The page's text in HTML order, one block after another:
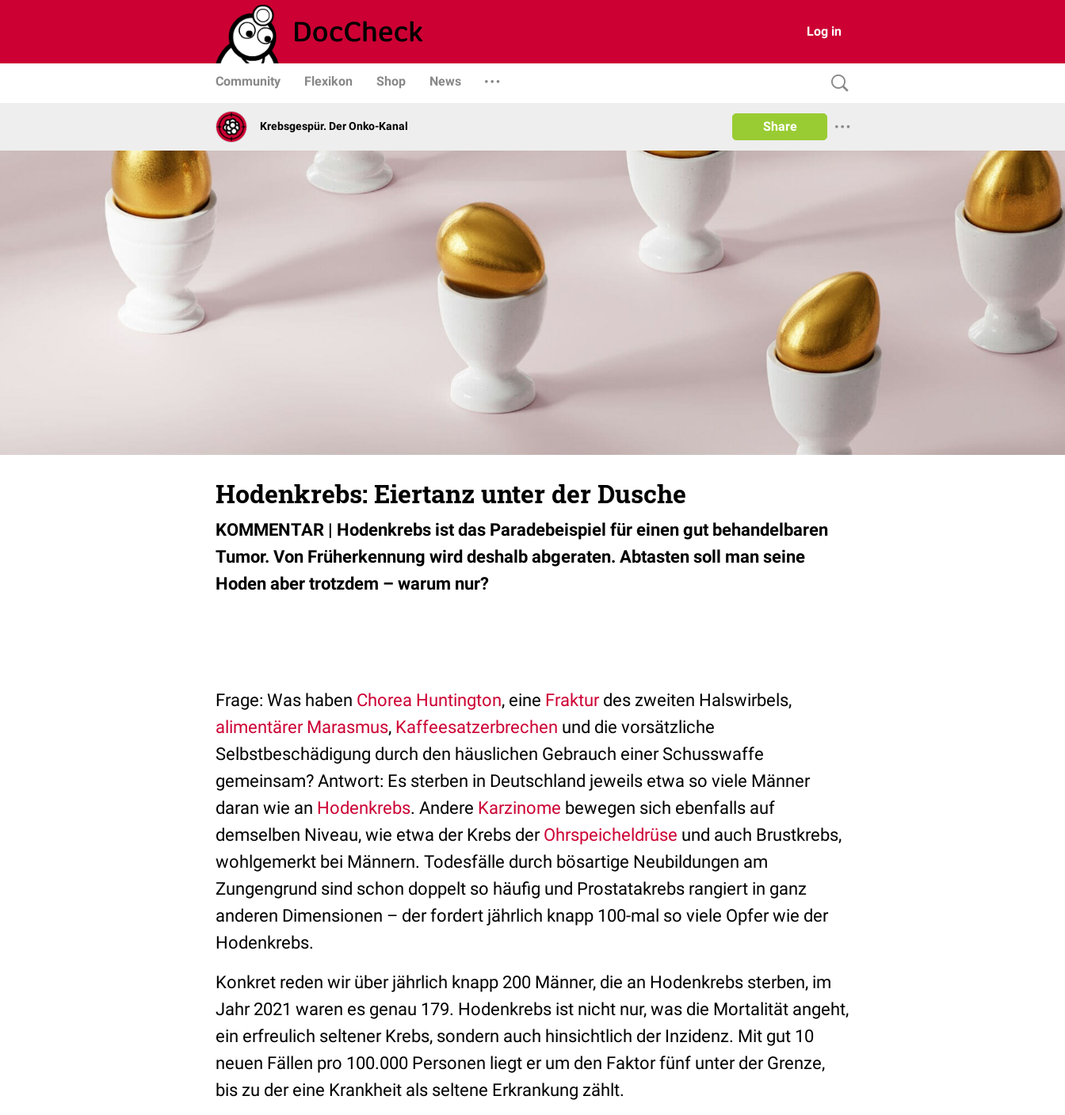
Log in
Community Flexikon Shop News
Krebsgespür. Der Onko-Kanal Share
Hodenkrebs: Eiertanz unter der Dusche
KOMMENTAR | Hodenkrebs ist das Paradebeispiel für einen gut behandelbaren
Tumor. Von Früherkennung wird deshalb abgeraten. Abtasten soll man seine
Hoden aber trotzdem – warum nur?
Frage: Was haben Chorea Huntington, eine Frakturdes zweiten Halswirbels,
alimentärer Marasmus, Kaffeesatzerbrechen und die vorsätzliche
Selbstbeschädigung durch den häuslichen Gebrauch einer Schusswaffe
gemeinsam? Antwort: Es sterben in Deutschland jeweils etwa so viele Männer
daran wie an Hodenkrebs. Andere Karzinome bewegen sich ebenfalls auf
demselben Niveau, wie etwa der Krebs der Ohrspeicheldrüse und auch Brustkrebs,
wohlgemerkt bei Männern. Todesfälle durch bösartige Neubildungen am
Zungengrund sind schon doppelt so häufig und Prostatakrebs rangiert in ganz
anderen Dimensionen – der fordert jährlich knapp 100-mal so viele Opfer wie der
Hodenkrebs.
Konkret reden wir über jährlich knapp 200 Männer, die an Hodenkrebs sterben, im
Jahr 2021 waren es genau 179. Hodenkrebs ist nicht nur, was die Mortalität angeht,
ein erfreulich seltener Krebs, sondern auch hinsichtlich der Inzidenz. Mit gut 10
neuen Fällen pro 100.000 Personen liegt er um den Faktor fünf unter der Grenze,
bis zu der eine Krankheit als seltene Erkrankung zählt.